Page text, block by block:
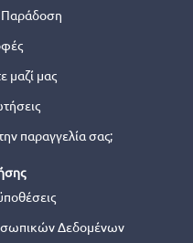
Παράδοση
μαζί μας
παραγγελία σας;
Δεδομένων